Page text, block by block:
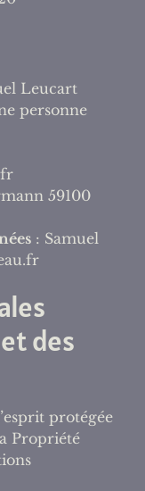
Leucart
personne
59100
: Samuel
des
protégée
Propriété